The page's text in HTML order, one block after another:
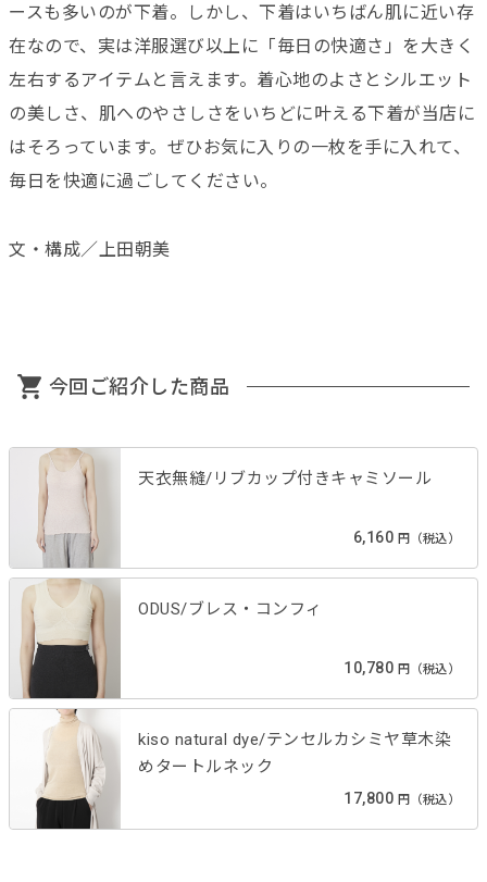
ースも多いのが下着。しかし、下着はいちばん肌に近い存
在なので、実は洋服選び以上に「毎日の快適さ」を大きく
左右するアイテムと言えます。着心地のよさとシルエット
の美しさ、肌へのやさしさをいちどに叶える下着が当店に
はそろっています。ぜひお気に入りの一枚を手に入れて、
毎日を快適に過ごしてください。
文・構成／上田朝美
今回ご紹介した商品
天衣無縫/リブカップ付きキャミソール
6,160 円（税込）
ODUS/ブレス・コンフィ
10,780 円（税込）
kiso natural dye/テンセルカシミヤ草木染
めタートルネック
17,800 円（税込）